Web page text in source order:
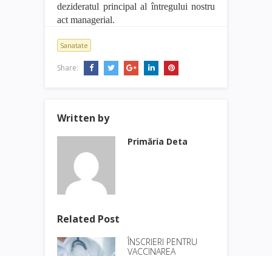
dezideratul principal al întregului nostru
act managerial.
Sanatate
Share:
Written by
Primăria Deta
Related Post
ÎNSCRIERI PENTRU
VACCINAREA